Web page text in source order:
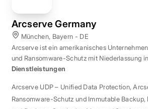
Arcserve Germany
München, Bayern - DE
Arcserve ist ein amerikanisches
und Ransomware-Schutz mit Niederlassung
Dienstleistungen
Arcserve UDP – Unified Data Protection,
Ransomware-Schutz und Immutable Backup,